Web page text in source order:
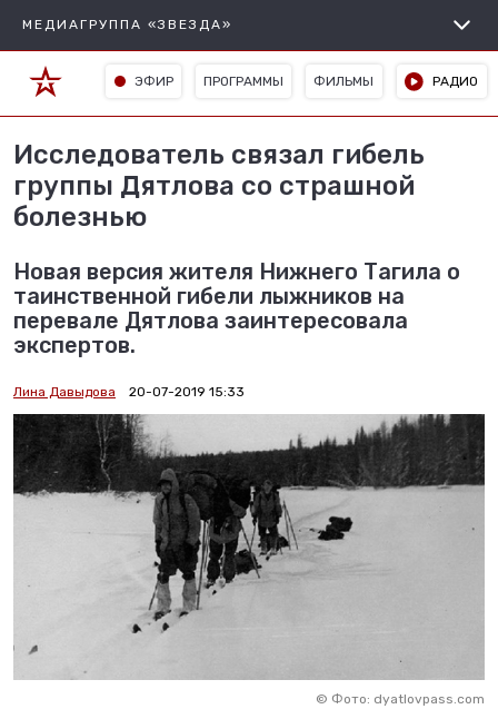
МЕДИАГРУППА «ЗВЕЗДА»
ЭФИР ПРОГРАММЫ ФИЛЬМЫ РАДИО
Исследователь связал гибель
группы Дятлова со страшной
болезнью
Новая версия жителя Нижнего Тагила о
таинственной гибели лыжников на
перевале Дятлова заинтересовала
экспертов.
Лина Давыдова 20-07-2019 15:33
© Фото: dyatlovpass.com